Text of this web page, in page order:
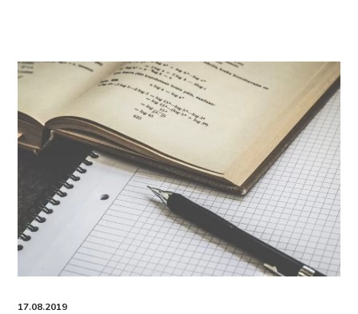
17.08.2019